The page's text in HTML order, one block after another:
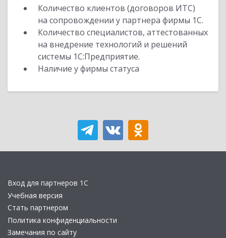
Количество клиентов (договоров ИТС)
на сопровождении у партнера фирмы 1С.
Количество специалистов, аттестованных
на внедрение технологий и решений
системы 1С:Предприятие.
Наличие у фирмы статуса
Вход для партнеров 1С
Учебная версия
Стать партнером
Политика конфиденциальности
Замечания по сайту